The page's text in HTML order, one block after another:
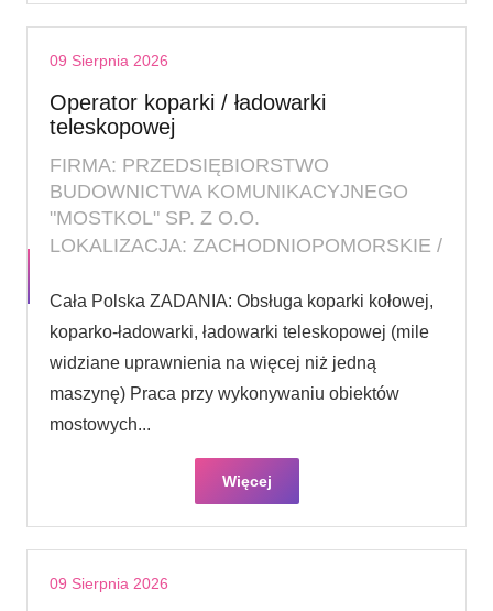
09 Sierpnia 2026
Operator koparki / ładowarki
teleskopowej
FIRMA: PRZEDSIĘBIORSTWO
BUDOWNICTWA KOMUNIKACYJNEGO
"MOSTKOL" SP. Z O.O.
LOKALIZACJA: ZACHODNIOPOMORSKIE /
Cała Polska ZADANIA: Obsługa koparki kołowej,
koparko-ładowarki, ładowarki teleskopowej (mile
widziane uprawnienia na więcej niż jedną
maszynę) Praca przy wykonywaniu obiektów
mostowych...
Więcej
09 Sierpnia 2026